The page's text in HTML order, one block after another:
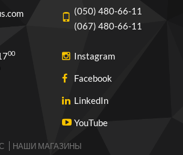
(050) 480-66-11
(067) 480-66-11
00 Instagram
Facebook
LinkedIn
YouTube
НАШИ МАГАЗИНЫ